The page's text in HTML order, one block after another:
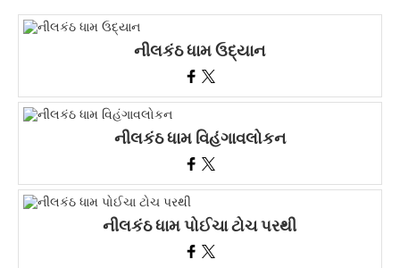
નીલકંઠ ધામ ઉદ્યાન
નીલકંઠ ધામ વિહંગાવલોકન
નીલકંઠ ધામ પોઈચા ટોચ પરથી